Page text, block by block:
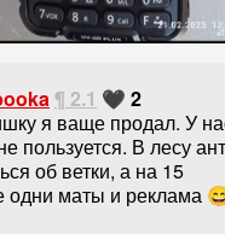
¶ 2.1 🖤 2
я ваще продал. У
пользуется. В лесу
об ветки, а на 15
одни маты и реклама